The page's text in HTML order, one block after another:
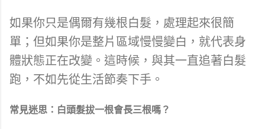
如果你只是偶爾有幾根白髮，處理起來很簡
單；但如果你是整片區域慢慢變白，就代表身
體狀態正在改變。這時候，與其一直追著白髮
跑，不如先從生活節奏下手。
常見迷思：白頭髮拔一根會長三根嗎？